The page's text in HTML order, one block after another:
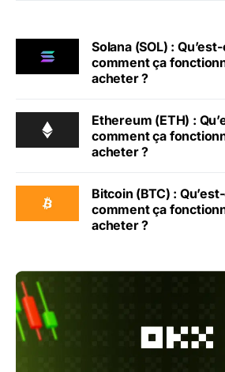
Solana (SOL) :
comment ça
acheter ?
Ethereum (ETH) :
comment ça
acheter ?
Bitcoin (BTC) :
comment ça
acheter ?